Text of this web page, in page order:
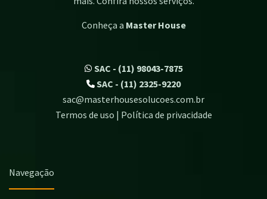
Conheça a Master House
SAC - (11) 98043-7875
SAC - (11) 2325-9220
sac@masterhousesolucoes.com.br
Termos de uso | Política de privacidade
Navegação